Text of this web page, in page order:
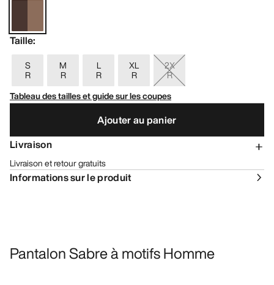
Taille:
S
R
M
R
L
R
XL
R
2X
R
Tableau des tailles et guide sur les coupes
Ajouter au panier
Livraison
Livraison et retour gratuits
Informations sur le produit
Pantalon Sabre à motifs Homme